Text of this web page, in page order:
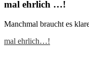
mal ehrlich …!
Manchmal braucht es
mal ehrlich…!